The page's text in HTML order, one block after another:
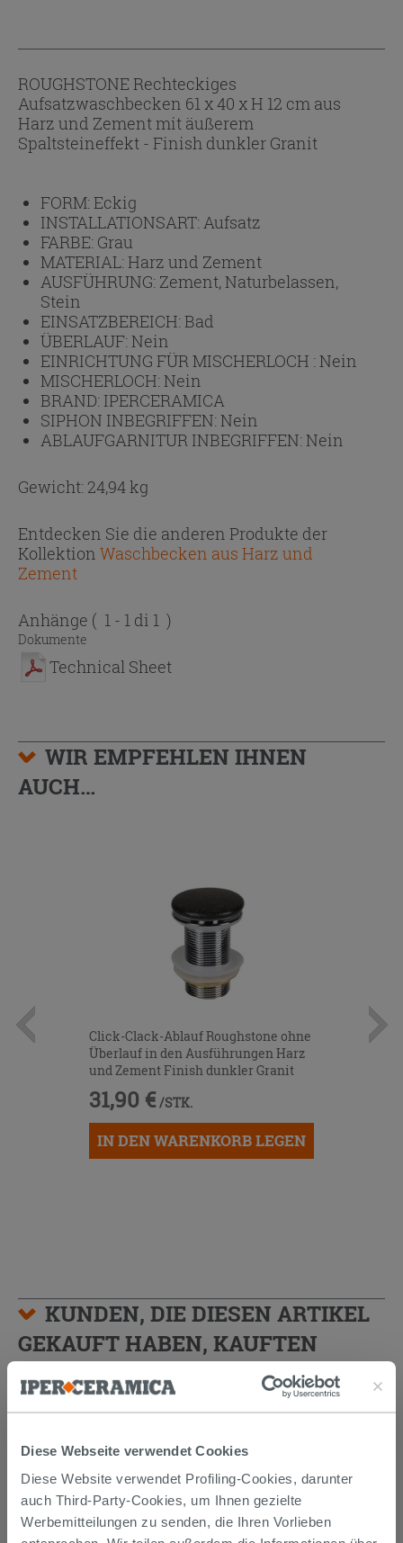
Diese Webseite verwendet Cookies
Diese Website verwendet Profiling-Cookies, darunter
auch Third-Party-Cookies, um Ihnen gezielte
Werbemitteilungen zu senden, die Ihren Vorlieben
ROUGHSTONE Rechteckiges
Aufsatzwaschbecken 61 x 40 x H 12 cm aus
Harz und Zement mit äußerem
Spaltsteineffekt - Finish dunkler Granit
FORM:Eckig
INSTALLATIONSART: Aufsatz
FARBE: Grau
MATERIAL:Harz und Zement
AUSFÜHRUNG: Zement, Naturbelassen,
Stein
EINSATZBEREICH:Bad
ÜBERLAUF:Nein
EINRICHTUNG FÜR MISCHERLOCH :Nein
MISCHERLOCH:Nein
BRAND: IPERCERAMICA
SIPHON INBEGRIFFEN:Nein
ABLAUFGARNITUR INBEGRIFFEN:Nein
Gewicht: 24,94 kg
Entdecken Sie die anderen Produkte der
Kollektion Waschbecken aus Harz und
Zement
Anhänge ( 1 - 1 di 1 )
Dokumente
Technical Sheet
WIR EMPFEHLEN IHNEN
AUCH…
Click-Clack-Ablauf Roughstone ohne
Überlauf in den Ausführungen Harz
und Zement Finish dunkler Granit
31,90 € /STK.
IN DEN WARENKORB LEGEN
KUNDEN, DIE DIESEN ARTIKEL
GEKAUFT HABEN, KAUFTEN
AUCH...